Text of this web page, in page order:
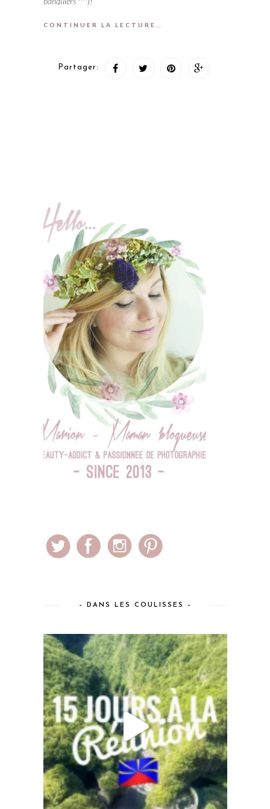
CONTINUER LA LECTURE…
Partager:
– DANS LES COULISSES –